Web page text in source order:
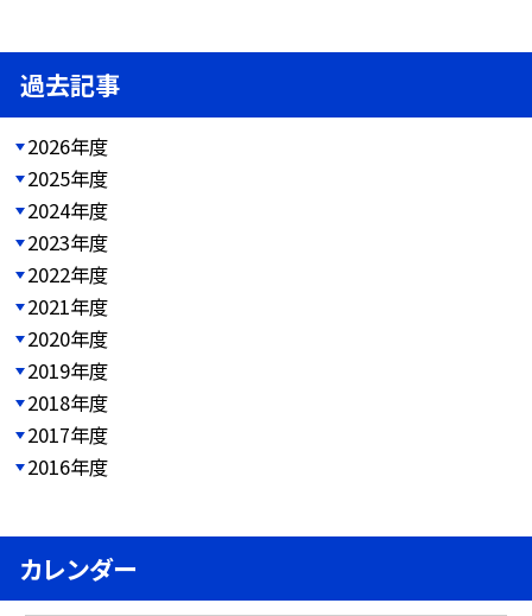
過去記事
2026年度
2025年度
2024年度
2023年度
2022年度
2021年度
2020年度
2019年度
2018年度
2017年度
2016年度
カレンダー